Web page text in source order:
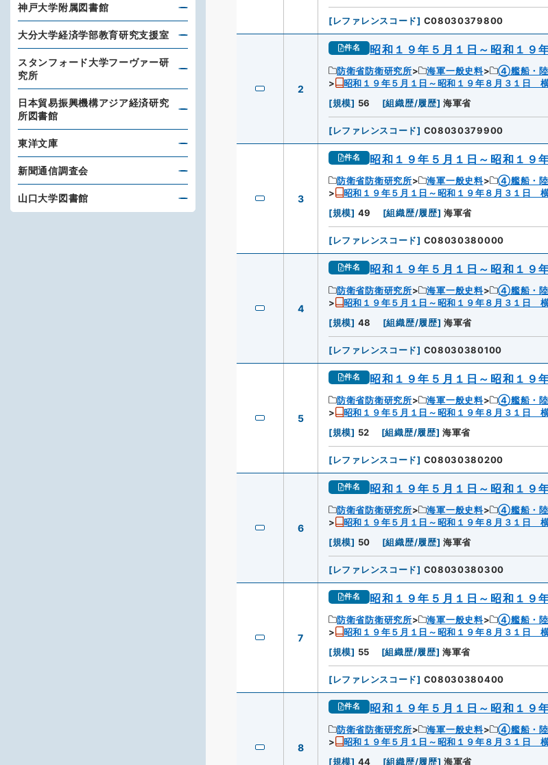
[レファレンスコード] C08030379800
2
件名 昭和１９年５月１日～昭和１９
防衛省防衛研究所 海軍一般史料 ④艦船・陸
昭和１９年５月１日～昭和１９年８月３１日
[規模] 56 [組織歴/履歴] 海軍省
[レファレンスコード] C08030379900
3
件名 昭和１９年５月１日～昭和１９
防衛省防衛研究所 海軍一般史料 ④艦船・陸
昭和１９年５月１日～昭和１９年８月３１日
[規模] 49 [組織歴/履歴] 海軍省
[レファレンスコード] C08030380000
4
件名 昭和１９年５月１日～昭和１９
防衛省防衛研究所 海軍一般史料 ④艦船・陸
昭和１９年５月１日～昭和１９年８月３１日
[規模] 48 [組織歴/履歴] 海軍省
[レファレンスコード] C08030380100
5
件名 昭和１９年５月１日～昭和１９
防衛省防衛研究所 海軍一般史料 ④艦船・陸
昭和１９年５月１日～昭和１９年８月３１日
[規模] 52 [組織歴/履歴] 海軍省
[レファレンスコード] C08030380200
6
件名 昭和１９年５月１日～昭和１９
防衛省防衛研究所 海軍一般史料 ④艦船・陸
昭和１９年５月１日～昭和１９年８月３１日
[規模] 50 [組織歴/履歴] 海軍省
[レファレンスコード] C08030380300
7
件名 昭和１９年５月１日～昭和１９
防衛省防衛研究所 海軍一般史料 ④艦船・陸
昭和１９年５月１日～昭和１９年８月３１日
[規模] 55 [組織歴/履歴] 海軍省
[レファレンスコード] C08030380400
8
件名 昭和１９年５月１日～昭和１９
防衛省防衛研究所 海軍一般史料 ④艦船・陸
昭和１９年５月１日～昭和１９年８月３１日
[規模] 44 [組織歴/履歴] 海軍省
神戸大学附属図書館
大分大学経済学部教育研究支援室
スタンフォード大学フーヴァー研
究所
日本貿易振興機構アジア経済研究
所図書館
東洋文庫
新聞通信調査会
山口大学図書館